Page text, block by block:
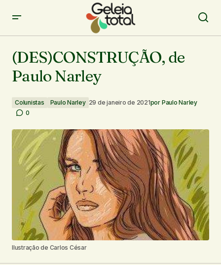
(DES)CONSTRUÇÃO, de
Paulo Narley
Colunistas Paulo Narley 29 de janeiro de 2021por Paulo Narley
0
Ilustração de Carlos César